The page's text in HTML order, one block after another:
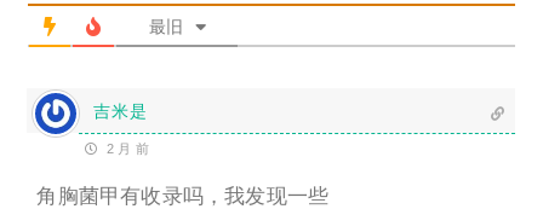
最旧
吉米是
2 月 前
角胸菌甲有收录吗，我发现一些